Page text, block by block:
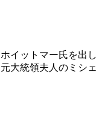
イットマー氏を出し
大統領夫人のミシェ